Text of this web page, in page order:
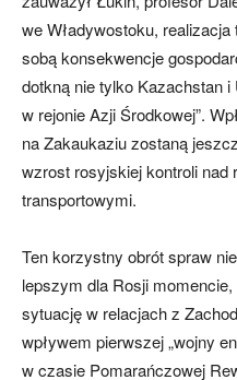
we Władywostoku,
sobą konsekwencje
dotkną nie tylko Kazachstan
w rejonie Azji Środkowej”.
na Zakaukaziu zostaną
wzrost rosyjskiej kontroli nad
transportowymi.
Ten korzystny obrót spraw
lepszym dla Rosji
sytuację w relacjach z
wpływem pierwszej „wojny
w czasie Pomarańczowej